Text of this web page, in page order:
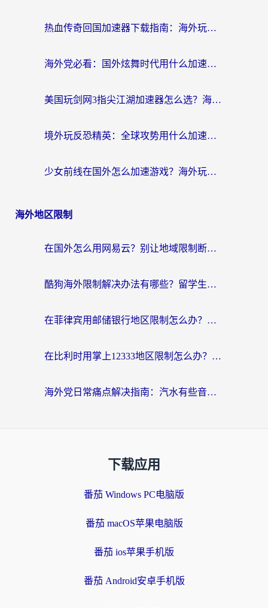
热血传奇回国加速器下载指南：海外玩家如何流畅砍怪不卡顿？
海外党必看：国外炫舞时代用什么加速器比较好？解决延迟卡顿的终极方案
美国玩剑网3指尖江湖加速器怎么选？海外党亲测避坑指南
境外玩反恐精英：全球攻势用什么加速器？2026海外玩家亲测实用指南
少女前线在国外怎么加速游戏？海外玩家必看的国服游戏畅玩指南
海外地区限制
在国外怎么用网易云？别让地域限制断了你的中文歌单——附听书社交定位解决方案
酷狗海外限制解决办法有哪些？留学生亲测有效的回国加速指南
在菲律宾用邮储银行地区限制怎么办？海外华人必看的回国加速解决方案
在比利时用掌上12333地区限制怎么办？海外华人亲测有效的回国加速方案
海外党日常痛点解决指南：汽水有些音乐在国外无法播放怎么办？
下载应用
番茄 Windows PC电脑版
番茄 macOS苹果电脑版
番茄 ios苹果手机版
番茄 Android安卓手机版